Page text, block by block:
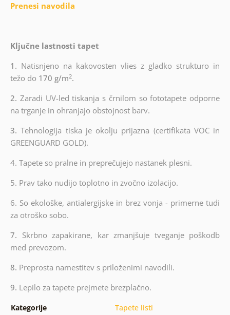
Prenesi navodila
Ključne lastnosti tapet
1. Natisnjeno na kakovosten vlies z gladko strukturo in
težo do 170 g/m2.
2. Zaradi UV-led tiskanja s črnilom so fototapete odporne
na trganje in ohranjajo obstojnost barv.
3.Tehnologija tiska je okolju prijazna (certifikata VOC in
GREENGUARD GOLD).
4. Tapete so pralne in preprečujejo nastanek plesni.
5. Prav tako nudijo toplotno in zvočno izolacijo.
6. So ekološke, antialergijske in brez vonja - primerne tudi
za otroško sobo.
7. Skrbno zapakirane, kar zmanjšuje tveganje poškodb
med prevozom.
8. Preprosta namestitev s priloženimi navodili.
9. Lepilo za tapete prejmete brezplačno.
Kategorije Tapete listi